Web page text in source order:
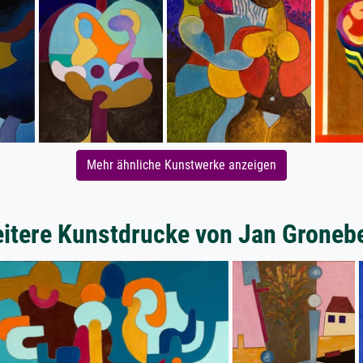
Mehr ähnliche Kunstwerke anzeigen
Kunstdrucke von Jan